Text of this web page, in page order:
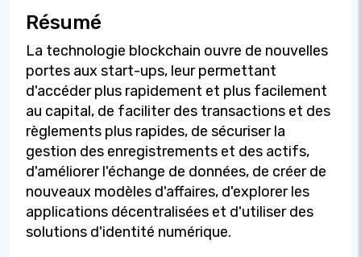
Résumé
La technologie blockchain ouvre de nouvelles
portes aux start-ups, leur permettant
d'accéder plus rapidement et plus facilement
au capital, de faciliter des transactions et des
règlements plus rapides, de sécuriser la
gestion des enregistrements et des actifs,
d'améliorer l'échange de données, de créer de
nouveaux modèles d'affaires, d'explorer les
applications décentralisées et d'utiliser des
solutions d'identité numérique.